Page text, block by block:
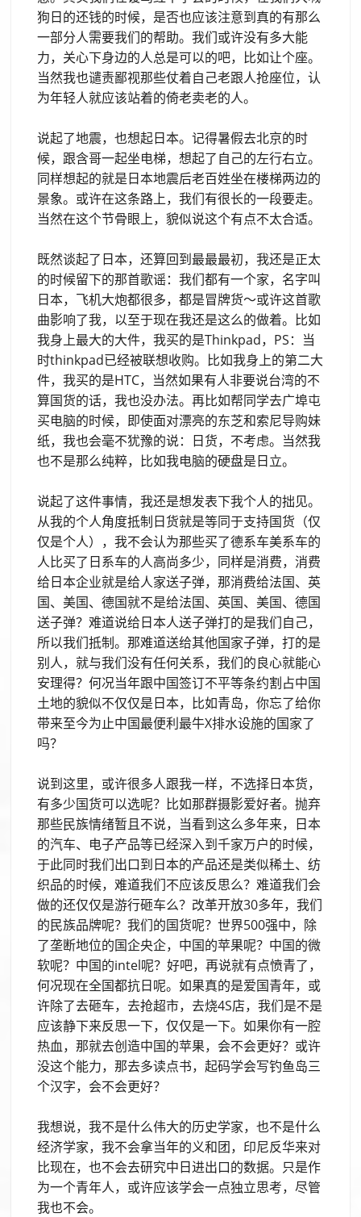
狗日的还钱的时候，是否也应该注意到真的有那么
一部分人需要我们的帮助。我们或许没有多大能
力，关心下身边的人总是可以的吧，比如让个座。
当然我也谴责鄙视那些仗着自己老跟人抢座位，认
为年轻人就应该站着的倚老卖老的人。
说起了地震，也想起日本。记得暑假去北京的时
候，跟含哥一起坐电梯，想起了自己的左行右立。
同样想起的就是日本地震后老百姓坐在楼梯两边的
景象。或许在这条路上，我们有很长的一段要走。
当然在这个节骨眼上，貌似说这个有点不太合适。
既然谈起了日本，还算回到最最最初，我还是正太
的时候留下的那首歌谣：我们都有一个家，名字叫
日本，飞机大炮都很多，都是冒牌货～或许这首歌
曲影响了我，以至于现在我还是这么的做着。比如
我身上最大的大件，我买的是Thinkpad，PS：当
时thinkpad已经被联想收购。比如我身上的第二大
件，我买的是HTC，当然如果有人非要说台湾的不
算国货的话，我也没办法。再比如帮同学去广埠屯
买电脑的时候，即使面对漂亮的东芝和索尼导购妹
纸，我也会毫不犹豫的说：日货，不考虑。当然我
也不是那么纯粹，比如我电脑的硬盘是日立。
说起了这件事情，我还是想发表下我个人的拙见。
从我的个人角度抵制日货就是等同于支持国货（仅
仅是个人），我不会认为那些买了德系车美系车的
人比买了日系车的人高尚多少，同样是消费，消费
给日本企业就是给人家送子弹，那消费给法国、英
国、美国、德国就不是给法国、英国、美国、德国
送子弹？难道说给日本人送子弹打的是我们自己，
所以我们抵制。那难道送给其他国家子弹，打的是
别人，就与我们没有任何关系，我们的良心就能心
安理得？何况当年跟中国签订不平等条约割占中国
土地的貌似不仅仅是日本，比如青岛，你忘了给你
带来至今为止中国最便利最牛X排水设施的国家了
吗？
说到这里，或许很多人跟我一样，不选择日本货，
有多少国货可以选呢？比如那群摄影爱好者。抛弃
那些民族情绪暂且不说，当看到这么多年来，日本
的汽车、电子产品等已经深入到千家万户的时候，
于此同时我们出口到日本的产品还是类似稀土、纺
织品的时候，难道我们不应该反思么？难道我们会
做的还仅仅是游行砸车么？改革开放30多年，我们
的民族品牌呢？我们的国货呢？世界500强中，除
了垄断地位的国企央企，中国的苹果呢？中国的微
软呢？中国的intel呢？好吧，再说就有点愤青了，
何况现在全国都抗日呢。如果真的是爱国青年，或
许除了去砸车，去抢超市，去烧4S店，我们是不是
应该静下来反思一下，仅仅是一下。如果你有一腔
热血，那就去创造中国的苹果，会不会更好？或许
没这个能力，那去多读点书，起码学会写钓鱼岛三
个汉字，会不会更好？
我想说，我不是什么伟大的历史学家，也不是什么
经济学家，我不会拿当年的义和团，印尼反华来对
比现在，也不会去研究中日进出口的数据。只是作
为一个青年人，或许应该学会一点独立思考，尽管
我也不会。